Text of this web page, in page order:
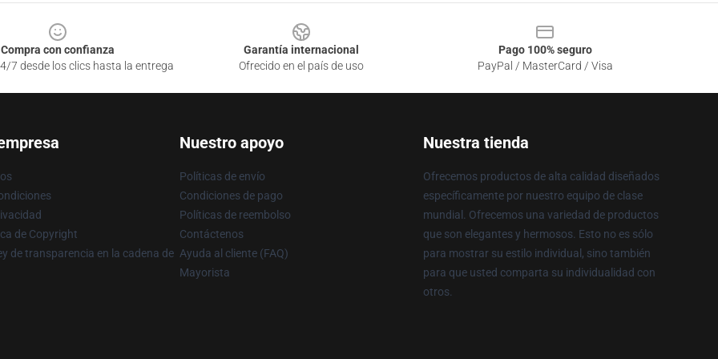
Compra con confianza
7 desde los clics hasta la entrega
Garantía internacional
Ofrecido en el país de uso
Pago 100% seguro
PayPal / MasterCard / Visa
de Copyright
de transparencia en la cadena de
Nuestro apoyo
Políticas de envío
Condiciones de pago
Políticas de reembolso
Contáctenos
Ayuda al cliente (FAQ)
Mayorista
Nuestra tienda
Ofrecemos productos de alta calidad diseñados
específicamente por nuestro equipo de clase
mundial. Ofrecemos una variedad de productos
que son elegantes y hermosos. Esto no es sólo
para mostrar su estilo individual, sino también
para que usted comparta su individualidad con
otros.